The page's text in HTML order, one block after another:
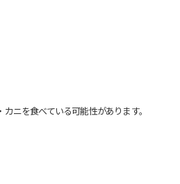
ニを食べている可能性があります。